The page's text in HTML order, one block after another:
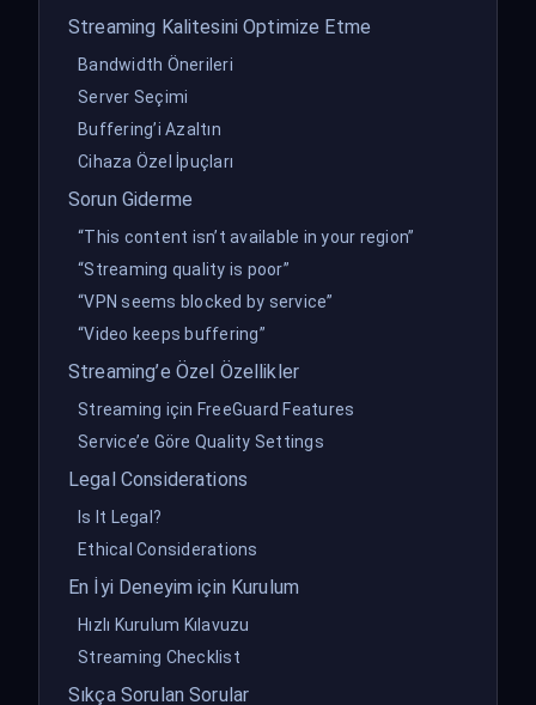
Streaming Kalitesini Optimize Etme
Bandwidth Önerileri
Server Seçimi
Buffering’i Azaltın
Cihaza Özel İpuçları
Sorun Giderme
“This content isn’t available in your region”
“Streaming quality is poor”
“VPN seems blocked by service”
“Video keeps buffering”
Streaming’e Özel Özellikler
Streaming için FreeGuard Features
Service’e Göre Quality Settings
Legal Considerations
Is It Legal?
Ethical Considerations
En İyi Deneyim için Kurulum
Hızlı Kurulum Kılavuzu
Streaming Checklist
Sıkça Sorulan Sorular